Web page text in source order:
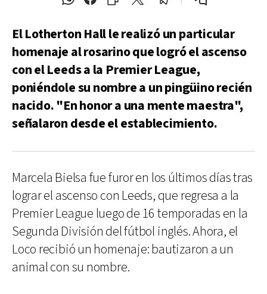
El Lotherton Hall le realizó un particular
homenaje al rosarino que logró el ascenso
con el Leeds a la Premier League,
poniéndole su nombre a un pingüino recién
nacido. "En honor a una mente maestra",
señalaron desde el establecimiento.
Marcela Bielsa fue furor en los últimos días tras
lograr el ascenso con Leeds, que regresa a la
Premier League luego de 16 temporadas en la
Segunda División del fútbol inglés. Ahora, el
Loco recibió un homenaje: bautizaron a un
animal con su nombre.